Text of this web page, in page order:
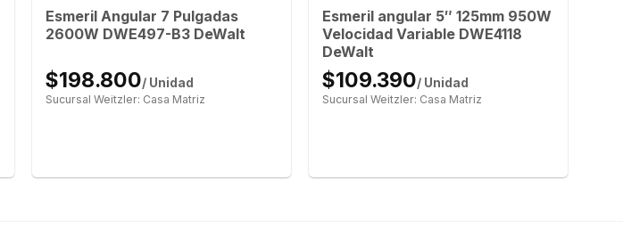
Esmeril Angular 7 Pulgadas
2600W DWE497-B3 DeWalt
$198.800/ Unidad
Sucursal Weitzler: Casa Matriz
Esmeril angular 5″ 125mm 950W
Velocidad Variable DWE4118
DeWalt
$109.390/ Unidad
Sucursal Weitzler: Casa Matriz